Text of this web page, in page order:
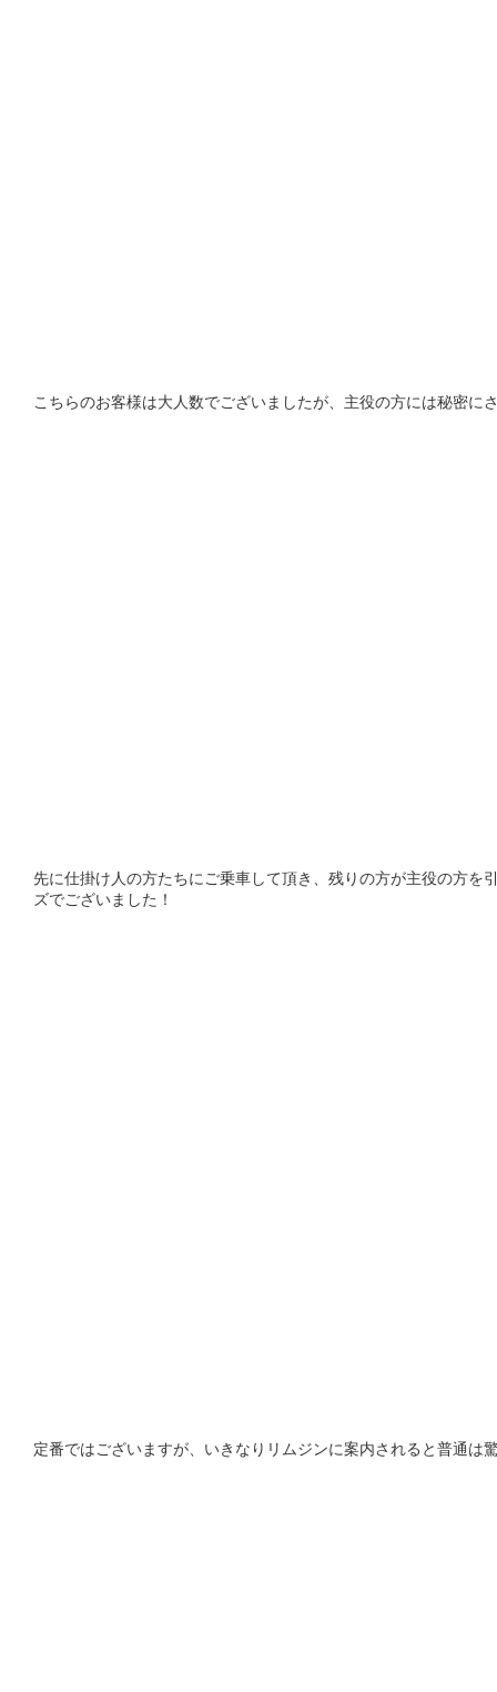
こちらのお客様は大人数でございましたが、主役の方には秘密に
先に仕掛け人の方たちにご乗車して頂き、残りの方が主役の方を
ズでございました！
定番ではございますが、いきなりリムジンに案内されると普通は